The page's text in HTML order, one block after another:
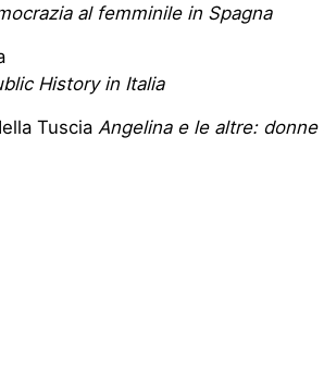
al femminile in Spagna
History in Italia
Tuscia Angelina e le altre: donne